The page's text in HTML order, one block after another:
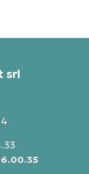
srl